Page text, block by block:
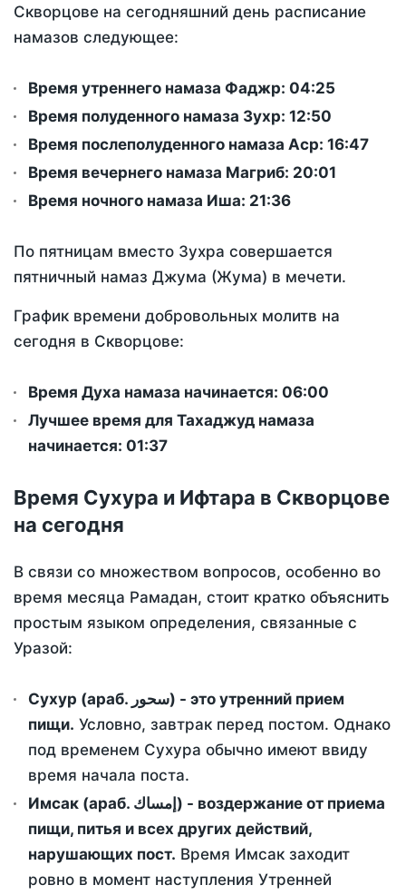
Скворцове на сегодняшний день расписание
намазов следующее:
Время утреннего намаза Фаджр: 04:25
Время полуденного намаза Зухр: 12:50
Время послеполуденного намаза Аср: 16:47
Время вечернего намаза Магриб: 20:01
Время ночного намаза Иша: 21:36
По пятницам вместо Зухра совершается
пятничный намаз Джума (Жума) в мечети.
График времени добровольных молитв на
сегодня в Скворцове:
Время Духа намаза начинается: 06:00
Лучшее время для Тахаджуд намаза
начинается: 01:37
Время Сухура и Ифтара в Скворцове
на сегодня
В связи со множеством вопросов, особенно во
время месяца Рамадан, стоит кратко объяснить
простым языком определения, связанные с
Уразой:
Сухур (араб. سحور) - это утренний прием
пищи. Условно, завтрак перед постом. Однако
под временем Сухура обычно имеют ввиду
время начала поста.
Имсак (араб. إمساك) - воздержание от приема
пищи, питья и всех других действий,
нарушающих пост. Время Имсак заходит
ровно в момент наступления Утренней